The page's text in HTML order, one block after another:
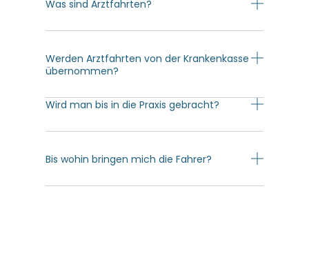
Was sind Arztfahrten?
Werden Arztfahrten von der Krankenkasse
übernommen?
Wird man bis in die Praxis gebracht?
Bis wohin bringen mich die Fahrer?